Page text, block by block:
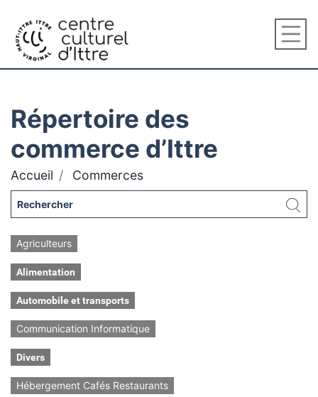
Répertoire des
commerce d’Ittre
Accueil Commerces
Agriculteurs
Alimentation
Automobile et transports
Communication Informatique
Divers
Hébergement Cafés Restaurants